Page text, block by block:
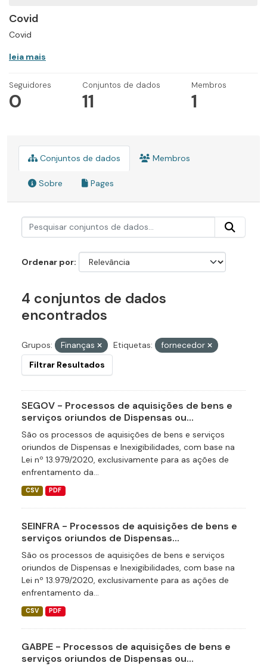
Covid
Covid
leia mais
Seguidores
0
Conjuntos de dados
11
Membros
1
Conjuntos de dados Membros
Sobre Pages
Ordenar por
4 conjuntos de dados
encontrados
Grupos: Finanças Etiquetas:
fornecedor
Filtrar Resultados
SEGOV - Processos de aquisições de bens e
serviços oriundos de Dispensas ou...
São os processos de aquisições de bens e serviços
oriundos de Dispensas e Inexigibilidades, com base na
Lei nº 13.979/2020, exclusivamente para as ações de
enfrentamento da...
CSV PDF
SEINFRA - Processos de aquisições de bens e
serviços oriundos de Dispensas...
São os processos de aquisições de bens e serviços
oriundos de Dispensas e Inexigibilidades, com base na
Lei nº 13.979/2020, exclusivamente para as ações de
enfrentamento da...
CSV PDF
GABPE - Processos de aquisições de bens e
serviços oriundos de Dispensas ou...